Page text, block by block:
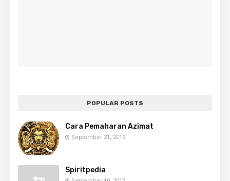
POPULAR POSTS
Cara Pemaharan Azimat
September 21, 2019
Spiritpedia